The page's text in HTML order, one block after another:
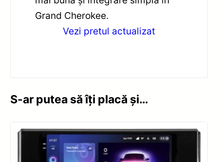
Grand Cherokee.
Vezi pretul actualizat
S-ar putea să îți placă și…